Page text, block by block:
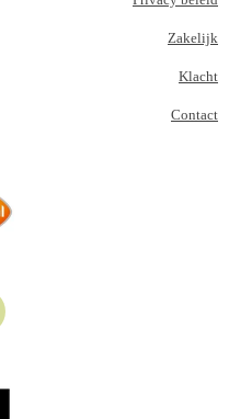
Zakelijk
Klacht
Contact